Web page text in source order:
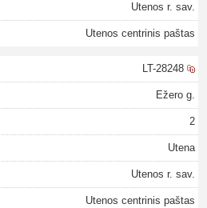
Utenos r. sav.
Utenos centrinis paštas
LT-28248
Ežero g.
2
Utena
Utenos r. sav.
Utenos centrinis paštas